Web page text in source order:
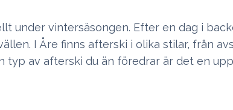
under vintersäsongen. Efter en dag i
I Åre finns afterski i olika stilar, från
typ av afterski du än föredrar är det en